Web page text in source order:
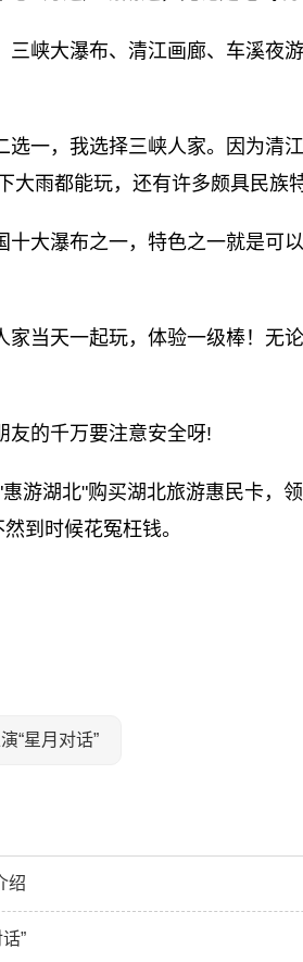
三峡大瀑布、清江画廊、车溪夜
选一，我选择三峡人家。因为清
大雨都能玩，还有许多颇具民族
十大瀑布之一，特色之一就是可
家当天一起玩，体验一级棒！无
友的千万要注意安全呀!
游湖北"购买湖北旅游惠民卡，
到时候花冤枉钱。
“星月对话”
绍
”